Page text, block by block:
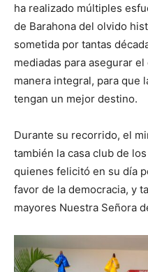
ha realizado múltiples
de Barahona del olvido
sometida por tantas
mediadas para asegurar
manera integral, para que
tengan un mejor destino.
Durante su recorrido, el
también la casa club de
quienes felicitó en su día
favor de la democracia, y
mayores Nuestra Señora